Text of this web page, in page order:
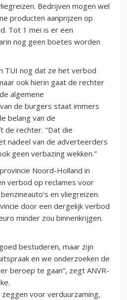
Bedrijven mogen wel
producten aanprijzen op
Tot 1 mei is er een
nog geen boetes worden
TUI nog dat ze het verbod
ook hierin gaat de rechter
algemene
de burgers staat immers
belang van de
de rechter. "Dat die
nadeel van de adverteerders
geen verbazing wekken."
Noord-Holland in
verbod op reclames voor
en vliegreizen.
door een dergelijk verbod
minder zou binnenkrijgen.
bestuderen, maar zijn
en we onderzoeken de
beroep te gaan”, zegt ANVR-
voor verduurzaming,